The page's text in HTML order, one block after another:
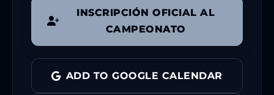
INSCRIPCIÓN OFICIAL AL
CAMPEONATO
ADD TO GOOGLE CALENDAR